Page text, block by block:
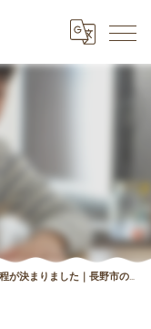
りました｜長野市の学習塾・きぼう塾